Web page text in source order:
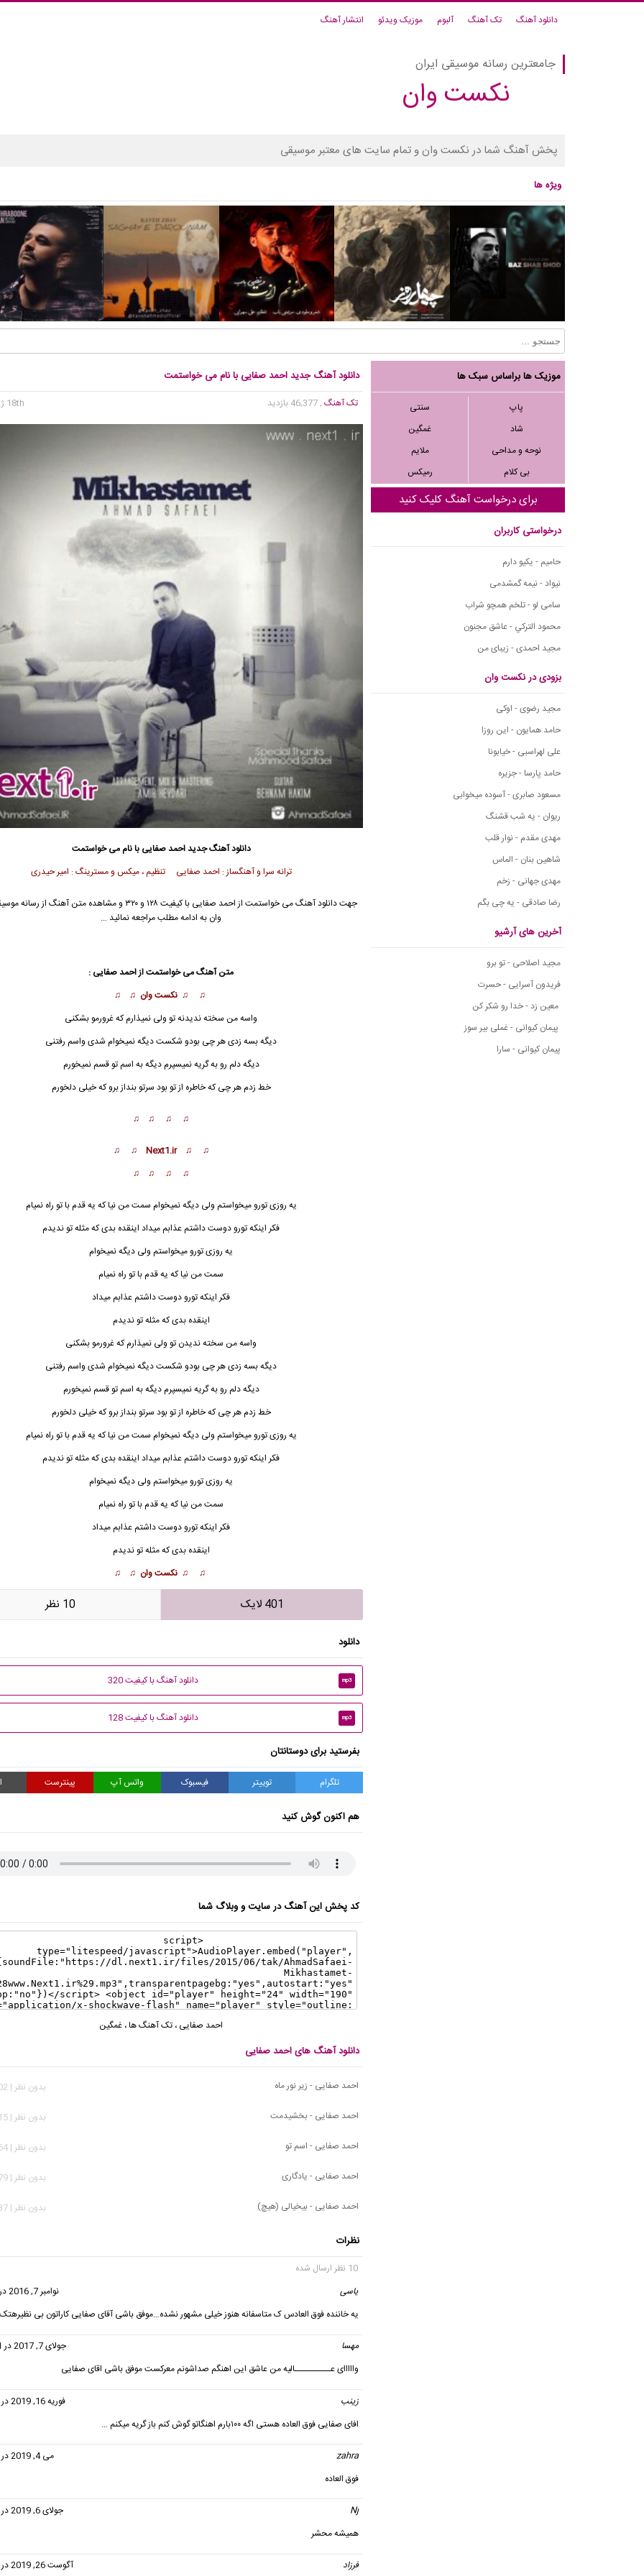
دانلود آهنگ تک آهنگ آلبوم موزیک ویدئو انتشار آهنگ
جامعترین رسانه موسیقی ایران
نکست وان
پخش آهنگ شما در نکست وان و تمام سایت های معتبر موسیقی
ویژه ها
موزیک ها براساس سبک ها
پاپ
سنتی
شاد
غمگین
نوحه و مداحی
ملایم
بی کلام
رمیکس
برای درخواست آهنگ کلیک کنید
درخواستی کاربران
حامیم - یکیو دارم
نیواد - نیمه گمشدمی
سامی لو - تلخم همچو شراب
محمود التركي - عاشق مجنون
مجید احمدی - زیبای من
بزودی در نکست وان
مجید رضوی - اوکی
حامد همایون - این روزا
علی لهراسبی - خیابونا
حامد پارسا - جزیره
مسعود صابری - آسوده میخوابی
ریوان - یه شب قشنگ
مهدی مقدم - نوار قلب
شاهین بنان - الماس
مهدی جهانی - زخم
رضا صادقی - یه چی بگم
آخرین های آرشیو
مجید اصلاحی - تو برو
فریدون آسرایی - حسرت
معین زد - خدا رو شکر کن
پیمان کیوانی - غملی بیر سوز
پیمان کیوانی - سارا
دانلود آهنگ جدید احمد صفایی با نام می خواستمت
تک آهنگ, 46,377 بازدید 18th ژوئن 2015
دانلود آهنگ جدیداحمد صفایی با نام می خواستمت
ترانه سرا و آهنگساز : احمد صفایی تنظیم ، میکس و مسترینگ : امیر حیدری
جهت دانلود آهنگ می خواستمت از احمد صفایی
با کیفیت ۱۲۸ و ۳۲۰ و مشاهده متن آهنگ از
وان به ادامه مطلب مراجعه نمائید …
متن آهنگ می خواستمت از احمد صفایی :
♫ ♫ نکست وان ♫ ♫
واسه من سخته ندیدنه تو ولی نمیذارم که غرورمو بشکنی
دیگه بسه زدی هر چی بودو شکست دیگه نمیخوام شدی واسم رفتنی
دیگه دلم رو به گریه نمیسپرم دیگه به اسم تو قسم نمیخورم
خط زدم هر چی که خاطره از تو بود سرتو بنداز برو که خیلی دلخورم
♫ ♫ ♫ ♫
♫ ♫ Next1.ir ♫ ♫
♫ ♫ ♫ ♫
یه روزی تورو میخواستم ولی دیگه نمیخوام سمت من نیا که یه قدم با تو راه نمیام
فکر اینکه تورو دوست داشتم عذابم میداد اینقده بدی که مثله تو ندیدم
یه روزی تورو میخواستم ولی دیگه نمیخوام
سمت من نیا که یه قدم با تو راه نمیام
فکر اینکه تورو دوست داشتم عذابم میداد
اینقده بدی که مثله تو ندیدم
واسه من سختهندیدن تو ولی نمیذارم که غرورمو بشکنی
دیگه بسه زدی هر چی بودو شکست دیگه نمیخوام شدی واسم رفتنی
دیگه دلم رو به گریه نمیسپرم دیگه به اسم تو قسم نمیخورم
خط زدم هر چی که خاطره از تو بود سرتو بنداز برو که خیلی دلخورم
یه روزی تورو میخواستم ولی دیگه نمیخوام سمت من نیا که یه قدم با تو راه نمیام
فکر اینکه تورو دوست داشتم عذابم میداد اینقده بدی که مثله تو ندیدم
یه روزی تورو میخواستم ولی دیگه نمیخوام
سمت من نیا که یه قدم با تو راه نمیام
فکر اینکه تورو دوست داشتم عذابم میداد
اینقده بدی که مثله تو ندیدم
♫ ♫ نکست وان ♫ ♫
401 لایک 10 نظر
دانلود
mp3 دانلود آهنگ با کیفیت 320
mp3 دانلود آهنگ با کیفیت 128
بفرستید برای دوستانتان
تلگرام توییتر فیسبوک واتس آپ پینترست
هم اکنون گوش کنید
کد پخش این آهنگ در سایت و وبلاگ شما
احمد صفایی ، تک آهنگ ها، غمگین
دانلود آهنگ های احمد صفایی
احمد صفایی - زیر نور ماه
بدون نظر | 1,702 بازدید
احمد صفایی - بخشیدمت
بدون نظر | 1,015 بازدید
احمد صفایی - اسم تو
بدون نظر | 1,564 بازدید
احمد صفایی - یادگاری
بدون نظر | 1,479 بازدید
احمد صفایی - بیخیالی (هیچ)
بدون نظر | 1,237 بازدید
نظرات
10 نظر ارسال شده
یاسی
نوامبر 7, 2016 در 1:15 ق.ظ
یه خاننده فوق العادس ک متاسفانه هنوز خیلی مشهور نشده…موفق باشی آقای صفایی کاراتون بی
مهسا
جولای 7, 2017 در 12:31 ق.ظ
وااااای عــــــــــالیه من عاشق این اهنگم صداشونم معرکست موفق باشی اقای صفایی
زینب
فوریه 16, 2019 در 3:56 ب.ظ
افای صفایی فوق العاده هستی اگه ۱۰۰بارم اهنگاتو گوش کنم باز گریه میکنم …
zahra
می 4, 2019 در 5:01 ب.ظ
فوق العاده
Nj
جولای 6, 2019 در 7:57 ب.ظ
همیشه محشر
فرزاد آگوست 26, 2019 در 1:36 ب.ظ